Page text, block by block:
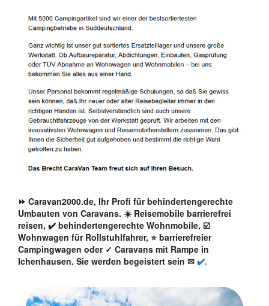
⏩ Caravan2000.de, Ihr Profi für behindertengerechte
Umbauten von Caravans. ☀️ Reisemobile barrierefrei
reisen, ✔️ behindertengerechte Wohnmobile, ☑️
Wohnwagen für Rollstuhlfahrer, ⭐ barrierefreier
Campingwagen oder ✓ Caravans mit Rampe in
Ichenhausen. Sie werden begeistert sein ✉ ✔️.